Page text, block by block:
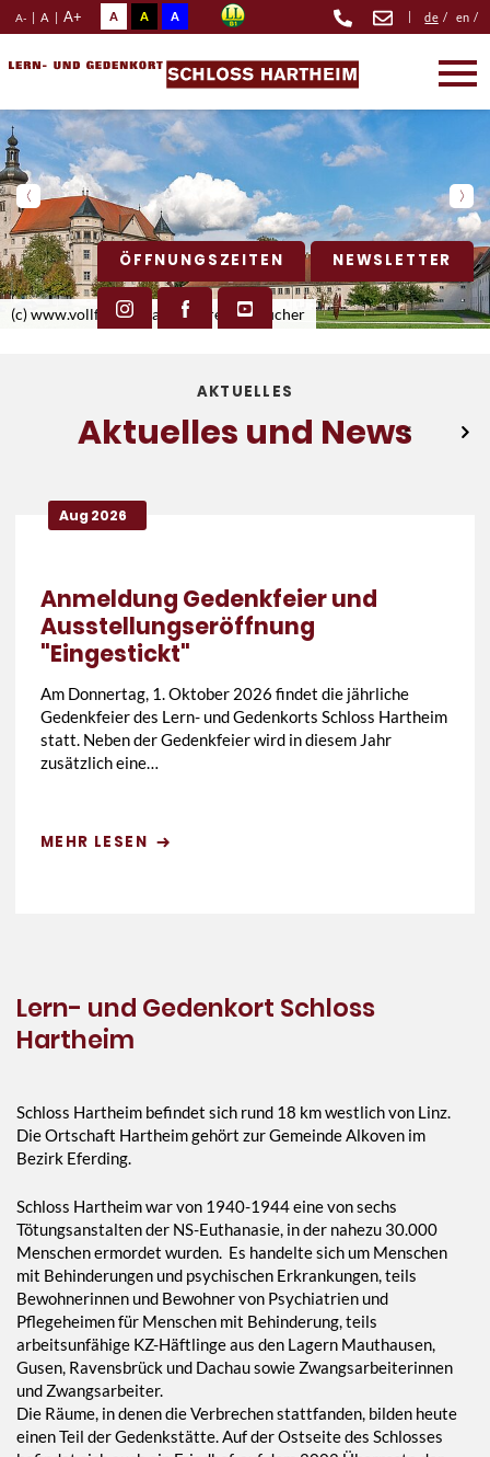
A- | A | A+ A A A | de / en /
(c) www.vollfotograf.at, Manfred Scheucher
ÖFFNUNGSZEITEN NEWSLETTER
AKTUELLES
Aktuelles und News
Aug 2026
Anmeldung Gedenkfeier und
Ausstellungseröffnung
"Eingestickt"
Am Donnertag, 1. Oktober 2026 findet die jährliche
Gedenkfeier des Lern- und Gedenkorts Schloss Hartheim
statt. Neben der Gedenkfeier wird in diesem Jahr
zusätzlich eine…
MEHR LESEN
Lern- und Gedenkort Schloss
Hartheim
Schloss Hartheim befindet sich rund 18 km westlich von Linz.
Die Ortschaft Hartheim gehört zur Gemeinde Alkoven im
Bezirk Eferding.
Schloss Hartheim war von 1940-1944 eine von sechs
Tötungsanstalten der NS-Euthanasie, in der nahezu 30.000
Menschen ermordet wurden. Es handelte sich um Menschen
mit Behinderungen und psychischen Erkrankungen, teils
Bewohnerinnen und Bewohner von Psychiatrien und
Pflegeheimen für Menschen mit Behinderung, teils
arbeitsunfähige KZ-Häftlinge aus den Lagern Mauthausen,
Gusen, Ravensbrück und Dachau sowie Zwangsarbeiterinnen
und Zwangsarbeiter.
Die Räume, in denen die Verbrechen stattfanden, bilden heute
einen Teil der Gedenkstätte. Auf der Ostseite des Schlosses